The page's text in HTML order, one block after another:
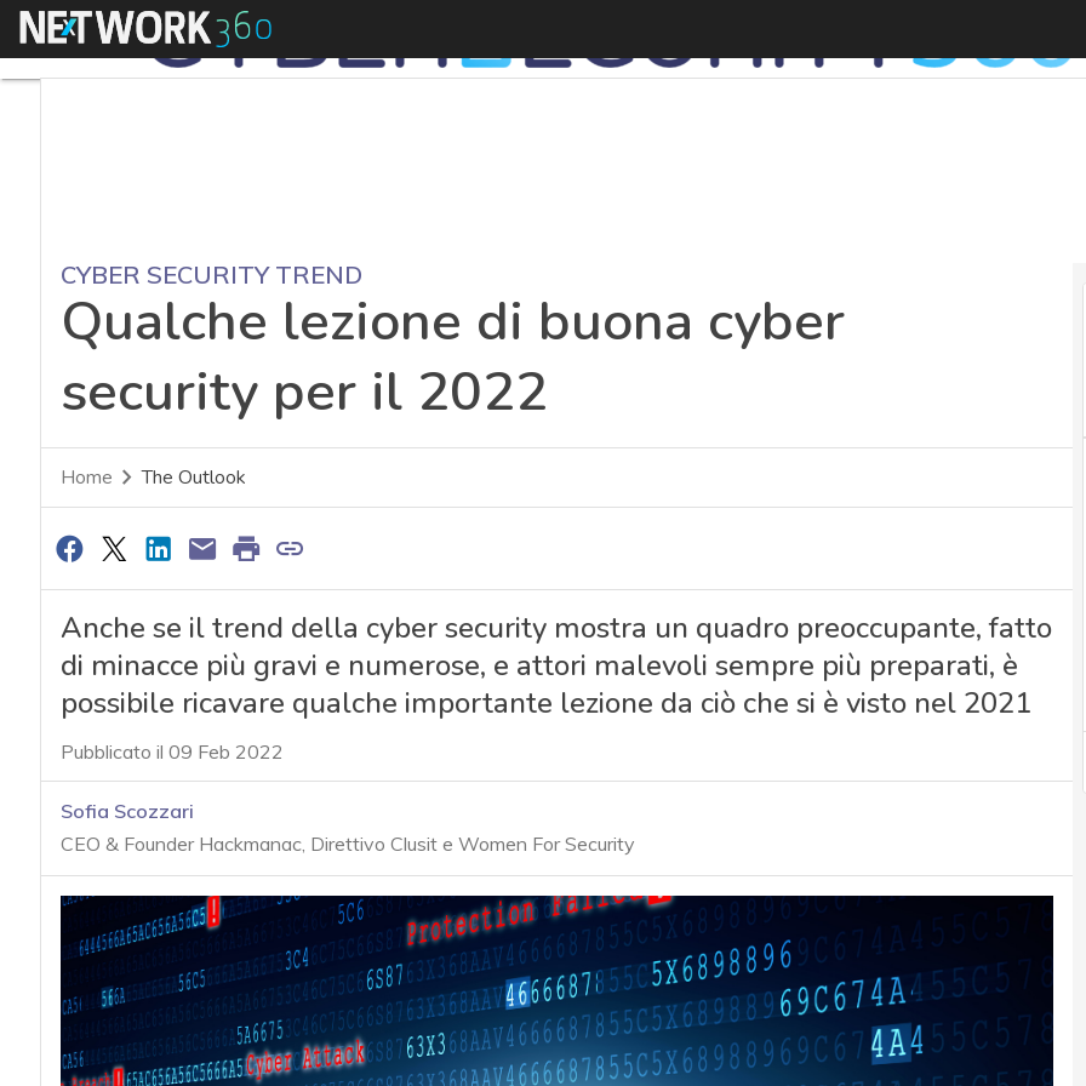
Menu
CYBER SECURITY TREND
Qualche lezione di buona cyber
security per il 2022
Home The Outlook
Anche se il trend della cyber security mostra un quadro preoccupante, fatto
di minacce più gravi e numerose, e attori malevoli sempre più preparati, è
possibile ricavare qualche importante lezione da ciò che si è visto nel 2021
Pubblicato il 09 Feb 2022
Sofia Scozzari
CEO & Founder Hackmanac, Direttivo Clusit e Women For Security